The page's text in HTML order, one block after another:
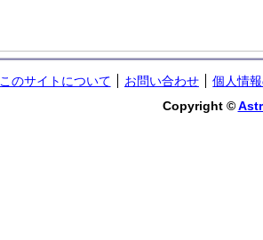
このサイトについて お問い合わせ
個人情
Copyright ©